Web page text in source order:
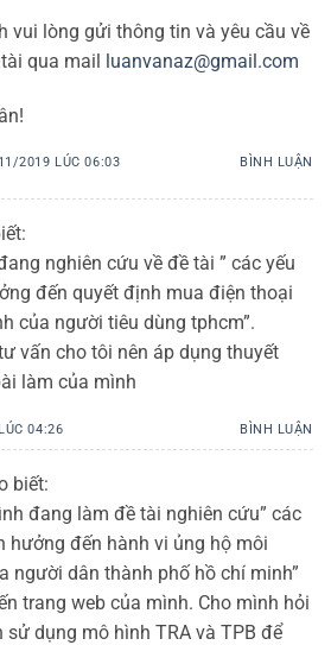
vui lòng gửi thông tin và yêu cầu về
qua mail luanvanaz@gmail.com
2019 LÚC 06:03 BÌNH LUẬN
nghiên cứu về đề tài ” các yếu
đến quyết định mua điện thoại
của người tiêu dùng tphcm”.
vấn cho tôi nên áp dụng thuyết
làm của mình
04:26 BÌNH LUẬN
biết:
đang làm đề tài nghiên cứu” các
hưởng đến hành vi ủng hộ môi
người dân thành phố hồ chí minh”
trang web của mình. Cho mình hỏi
sử dụng mô hình TRA và TPB để